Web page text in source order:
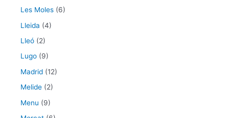
Les Moles (6)
Lleida (4)
Lleó (2)
Lugo (9)
Madrid (12)
Melide (2)
Menu (9)